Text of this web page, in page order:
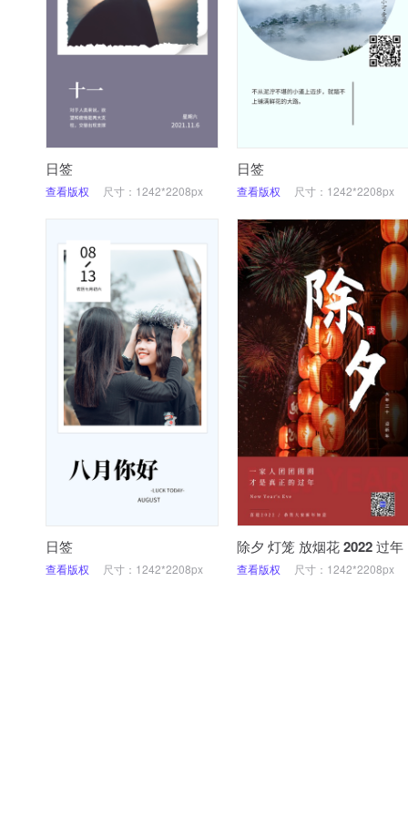
日签
查看版权 尺寸：1242*2208px
日签
查看版权 尺寸：1242*2208px
日签
查看版权 尺寸：1242*2208px
除夕 灯笼 放烟花 2022 过年
查看版权 尺寸：1242*2208px